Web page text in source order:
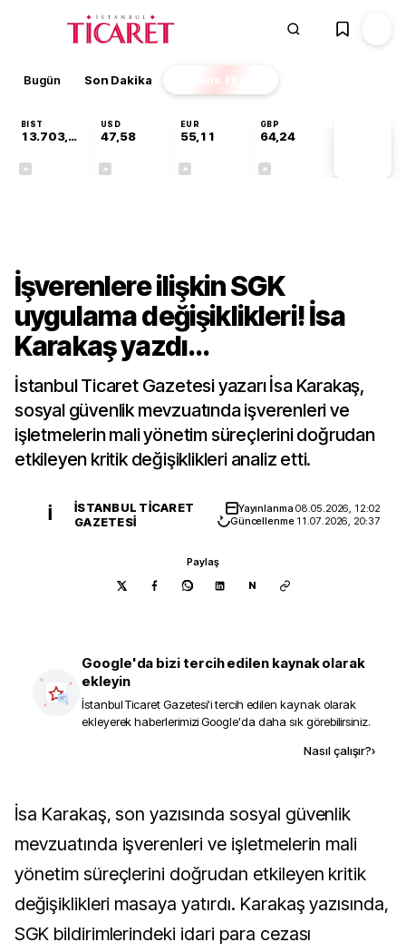
Bugün Son Dakika Finans EKSTRA
BIST
13.703,13
USD
47,58
EUR
55,11
GBP
64,24
İşverenlere ilişkin SGK
uygulama değişiklikleri! İsa
Karakaş yazdı...
İstanbul Ticaret Gazetesi yazarı İsa Karakaş,
sosyal güvenlik mevzuatında işverenleri ve
işletmelerin mali yönetim süreçlerini doğrudan
etkileyen kritik değişiklikleri analiz etti.
İ
İSTANBUL TICARET
GAZETESI
Yayınlanma08.05.2026, 12:02
Güncellenme 11.07.2026, 20:37
Paylaş
N
Google'da bizi tercih edilen kaynak olarak
ekleyin
İstanbul Ticaret Gazetesi'i tercih edilen kaynak olarak
ekleyerek haberlerimizi Google'da daha sık görebilirsiniz.
Nasıl çalışır?›
İsa Karakaş, son yazısında sosyal güvenlik
mevzuatında işverenleri ve işletmelerin mali
yönetim süreçlerini doğrudan etkileyen kritik
değişiklikleri masaya yatırdı. Karakaş yazısında,
SGK bildirimlerindeki idari para cezası